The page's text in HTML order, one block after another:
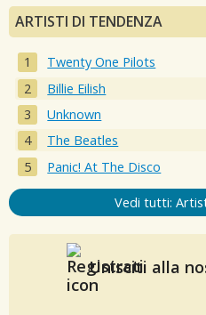
ARTISTI DI TENDENZA
Twenty One Pilots
Billie Eilish
Unknown
The Beatles
Panic! At The Disco
Vedi tutti:
Unisciti alla